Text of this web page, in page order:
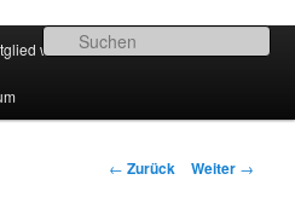
e.V.
werden Termine
Beitrags-
← Zurück Weiter →